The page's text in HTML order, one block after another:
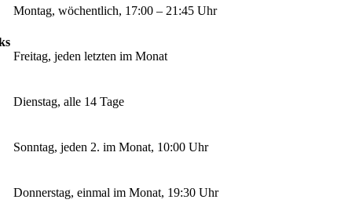
Montag, wöchentlich, 17:00 – 21:45 Uhr
Freitag, jeden letzten im Monat
Dienstag, alle 14 Tage
Sonntag, jeden 2. im Monat, 10:00 Uhr
Donnerstag, einmal im Monat, 19:30 Uhr